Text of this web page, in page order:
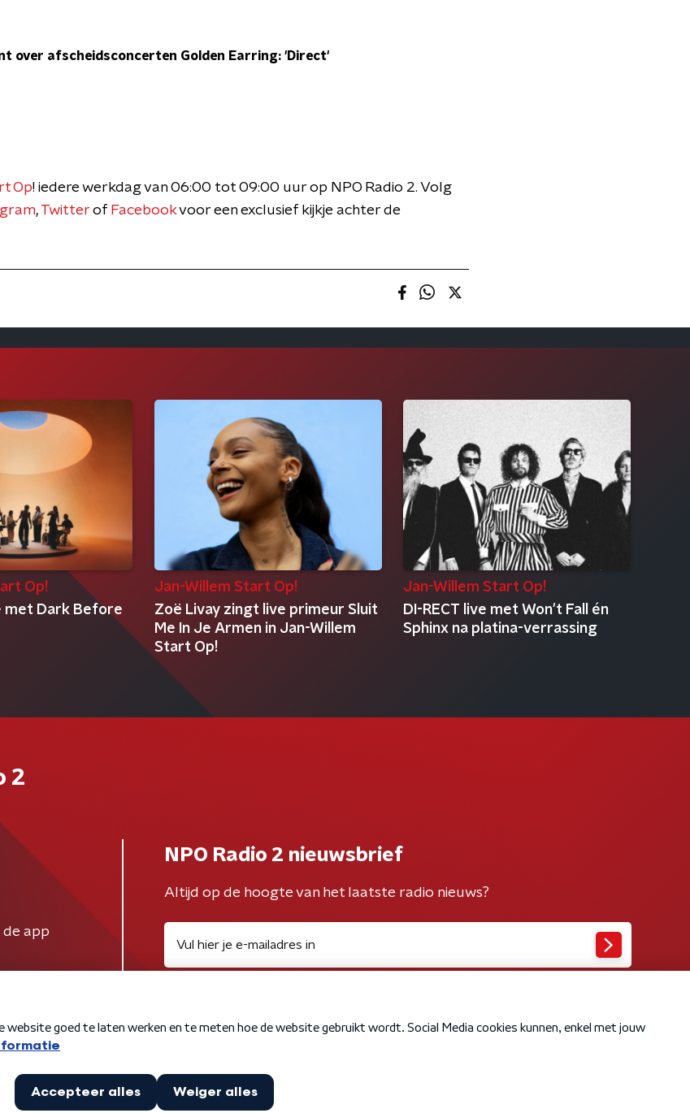
over afscheidsconcerten Golden Earring: 'Direct'
Op! iedere werkdag van 06:00 tot 09:00 uur op NPO Radio 2. Volg
, Twitter of Facebookvoor een exclusief kijkje achter de
Op!
met Dark Before
Jan-Willem Start Op!
Zoë Livay zingt live primeur Sluit
Me In Je Armen in Jan-Willem
Start Op!
Jan-Willem Start Op!
DI-RECT live met Won't Fall én
Sphinx na platina-verrassing
2
de app
NPO Radio 2 nieuwsbrief
Altijd op de hoogte van het laatste radio nieuws?